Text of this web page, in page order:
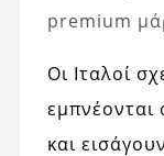
premium
Οι Ιταλοί
εμπνέονται
και